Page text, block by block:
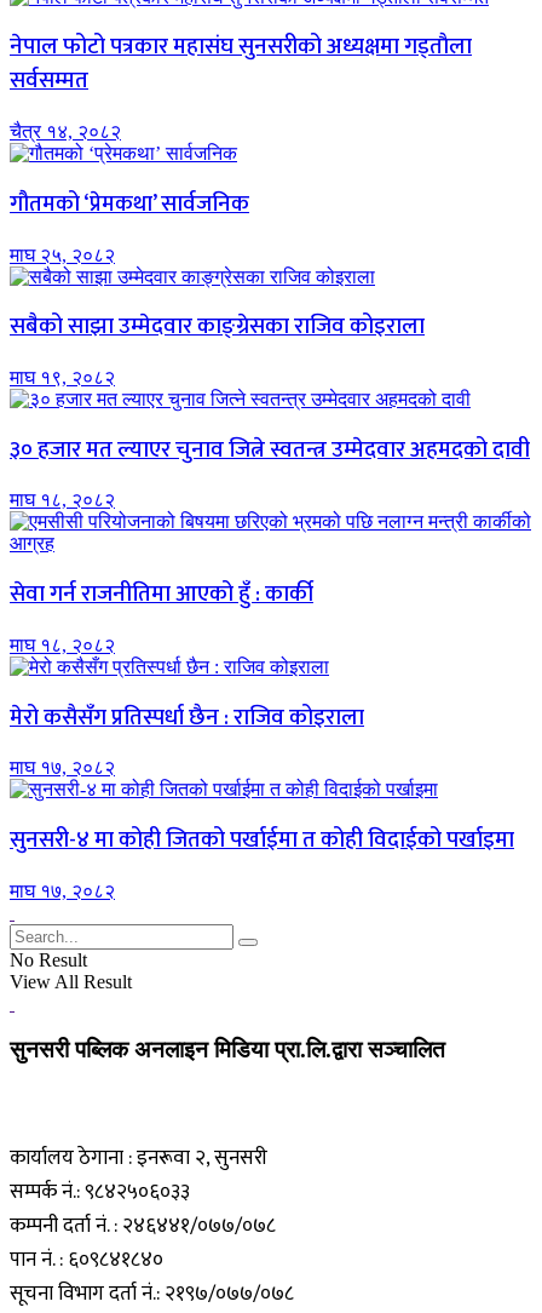
नेपाल फोटो पत्रकार महासंघ सुनसरीको अध्यक्षमा गड्ताैला
सर्वसम्मत
चैत्र १४, २०८२
गौतमको ‘प्रेमकथा’ सार्वजनिक
माघ २५, २०८२
सबैको साझा उम्मेदवार काङ्ग्रेसका राजिव कोइराला
माघ १९, २०८२
३० हजार मत ल्याएर चुनाव जित्ने स्वतन्त्र उम्मेदवार अहमदको दावी
माघ १८, २०८२
सेवा गर्न राजनीतिमा आएको हुँ : कार्की
माघ १८, २०८२
मेरो कसैसँग प्रतिस्पर्धा छैन : राजिव कोइराला
माघ १७, २०८२
सुनसरी-४ मा कोही जितको पर्खाईमा त कोही विदाईको पर्खाइमा
माघ १७, २०८२
No Result
View All Result
सुनसरी पब्लिक अनलाइन मिडिया प्रा.लि.द्वारा सञ्चालित
कार्यालय ठेगाना : इनरूवा २, सुनसरी
सम्पर्क नं.: ९८४२५०६०३३
कम्पनी दर्ता नं. : २४६४४१/०७७/०७८
पान नं. : ६०९८४१८४०
सूचना विभाग दर्ता नं.: २१९७/०७७/०७८